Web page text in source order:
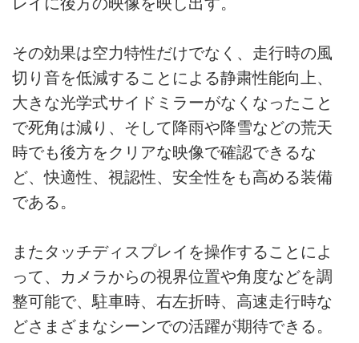
その効果は空力特性だけでなく、走行時の風
切り音を低減することによる静粛性能向上、
大きな光学式サイドミラーがなくなったこと
で死角は減り、そして降雨や降雪などの荒天
時でも後方をクリアな映像で確認できるな
ど、快適性、視認性、安全性をも高める装備
である。
またタッチディスプレイを操作することによ
って、カメラからの視界位置や角度などを調
整可能で、駐車時、右左折時、高速走行時な
どさまざまなシーンでの活躍が期待できる。